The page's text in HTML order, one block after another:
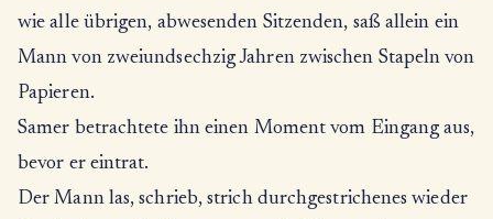
wie alle übrigen, abwesenden Sitzenden, saß allein ein
Mann von zweiundsechzig Jahren zwischen Stapeln von
Papieren.
Samer betrachtete ihn einen Moment vom Eingang aus,
bevor er eintrat.
Der Mann las, schrieb, strich durchgestrichenes wieder